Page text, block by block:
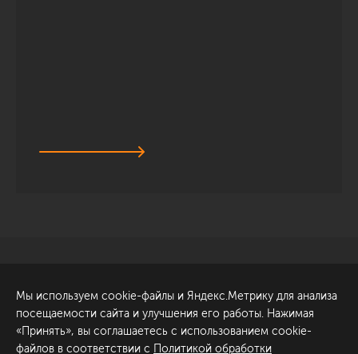
Обсудить проект
ул. Академика Павлова, 6
к1
+7 (812) 200-95-55
Мы используем cookie-файлы и Яндекс.Метрику для анализа
посещаемости сайта и улучшения его работы. Нажимая
«Принять», вы соглашаетесь с использованием cookie-
файлов в соответствии с Политикой обработки